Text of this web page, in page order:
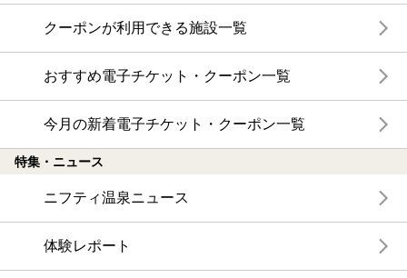
クーポンが利用できる施設一覧
おすすめ電子チケット・クーポン一覧
今月の新着電子チケット・クーポン一覧
特集・ニュース
ニフティ温泉ニュース
体験レポート